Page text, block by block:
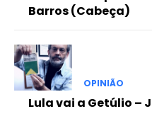
Barros (Cabeça)
OPINIÃO
Lula vai a Getúlio –